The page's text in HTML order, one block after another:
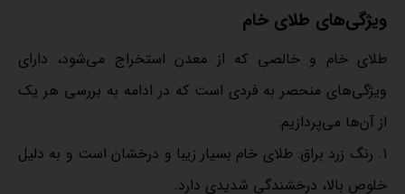
ویژگی‌های طلای خام
طلای خام و خالصی که از معدن استخراج می‌شود، دارای
ویژگی‌های منحصر به فردی است که در ادامه به بررسی هر یک
از آن‌ها می‌پردازیم:
1. رنگ زرد براق: طلای خام بسیار زیبا و درخشان است و به دلیل
خلوص بالا، درخشندگی شدیدی دارد.